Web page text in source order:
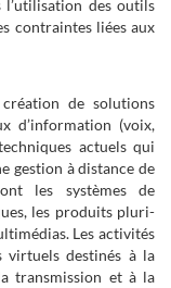
l’utilisation des outils
contraintes liées aux
de solutions
d’information (voix,
actuels qui
gestion à distance de
les systèmes de
les produits pluri-
Les activités
virtuels destinés à la
transmission et à la